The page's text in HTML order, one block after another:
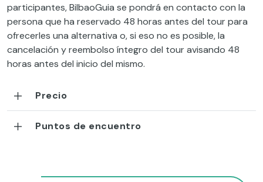
participantes, BilbaoGuia se pondrá en contacto con la
persona que ha reservado 48 horas antes del tour para
ofrecerles una alternativa o, si eso no es posible, la
cancelación y reembolso íntegro del tour avisando 48
horas antes del inicio del mismo.
Precio
Puntos de encuentro